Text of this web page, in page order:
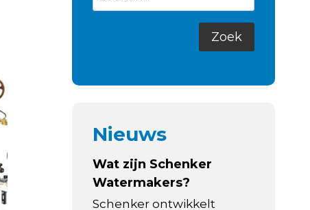
Nieuws
Wat zijn Schenker
Watermakers?
Schenker ontwikkelt